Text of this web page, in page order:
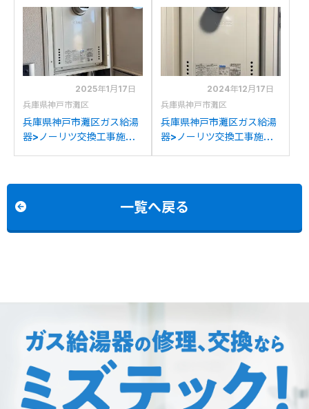
E2401SAWからパロマ
FH-E2422SAWLへの交換
1627AWX-Tからリンナイ
RUJ-A1610T(A)への交換
2025年1月17日
兵庫県神戸市灘区
兵庫県神戸市灘区ガス給湯
器>ノーリツ交換工事施工
2024年12月17日
兵庫県神戸市灘区
兵庫県神戸市灘区ガス給湯
器>ノーリツ交換工事施工
一覧へ戻る